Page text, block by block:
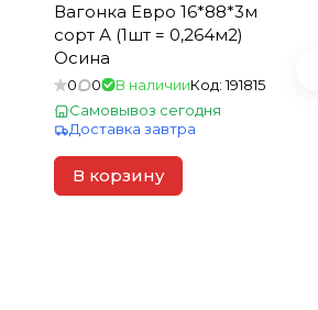
Вагонка Евро 16*88*3м
сорт А (1шт = 0,264м2)
Осина
0 0 В наличииКод:191815
Самовывоз сегодня
Доставка завтра
В корзину